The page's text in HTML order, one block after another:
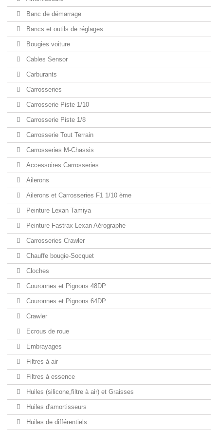
Banc de démarrage
Bancs et outils de réglages
Bougies voiture
Cables Sensor
Carburants
Carrosseries
Carrosserie Piste 1/10
Carrosserie Piste 1/8
Carrosserie Tout Terrain
Carrosseries M-Chassis
Accessoires Carrosseries
Ailerons
Ailerons et Carrosseries F1 1/10 ème
Peinture Lexan Tamiya
Peinture Fastrax Lexan Aérographe
Carrosseries Crawler
Chauffe bougie-Socquet
Cloches
Couronnes et Pignons 48DP
Couronnes et Pignons 64DP
Crawler
Ecrous de roue
Embrayages
Filtres à air
Filtres à essence
Huiles (silicone,filtre à air) et Graisses
Huiles d'amortisseurs
Huiles de différentiels